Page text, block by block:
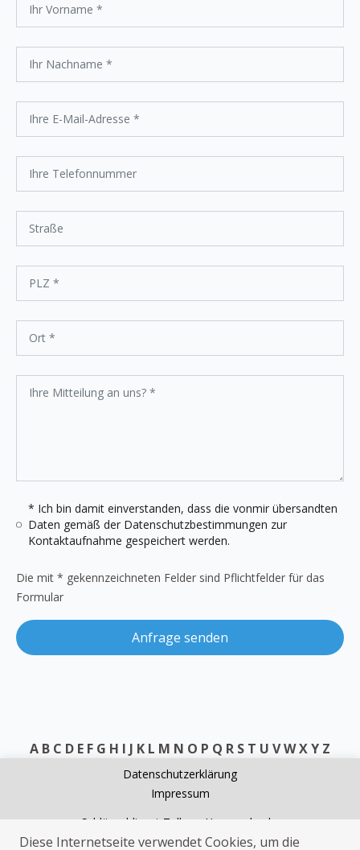
* Ich bin damit einverstanden, dass die vonmir übersandten
Daten gemäß der Datenschutzbestimmungen zur
Kontaktaufnahme gespeichert werden.
Die mit * gekennzeichneten Felder sind Pflichtfelder für das
Formular
Anfrage senden
A B C D E F G H I J K L M N O P Q R S T U VWXY Z
Datenschutzerklärung
Impressum
Schlüsseldienst Zell am Harmersbach
Kammerjäger Zell am Harmersbach
Diese Internetseite verwendet Cookies, um die